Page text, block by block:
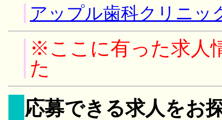
アップル歯科クリニ
※ここに有った求人
た
応募できる求人をお